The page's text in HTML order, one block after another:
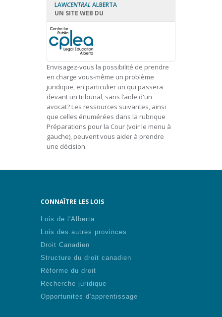
LAWCENTRAL ALBERTA
UN SITE WEB DU
Envisagez-vous la possibilité de prendre
en charge vous-même un problème
juridique, en particulier un qui passera
devant un tribunal, sans l’aide d'un
avocat? Les ressources suivantes, ainsi
que celles énumérées dans la rubrique
Préparations pour la Cour (voir le menu à
gauche), peuvent vous aider à prendre
une décision.
CONNAÎTRE LES LOIS
Lois de l'Alberta
Lois des autres provinces
Droit Canadien
Structure du droit canadien
Réforme du droit
Recherche juridique
Opportunités d'apprentissage